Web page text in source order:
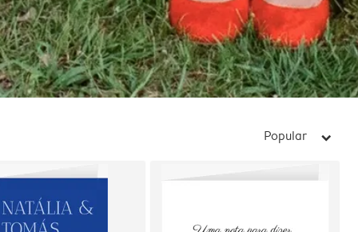
Popular arrow_right